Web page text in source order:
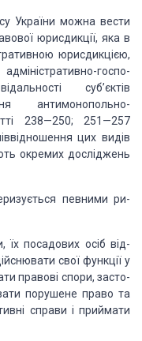
України можна вес­ти
юрисдикції, яка в
юрисдикцією,
адміністративно-госпо­
суб’єктів
антимонопольно-
238—250; 251—257
цих видів
окремих досліджень
певними ри­
їх посадових осіб від­
свої функції у
правові спори, засто­
порушене право та
справи і приймати